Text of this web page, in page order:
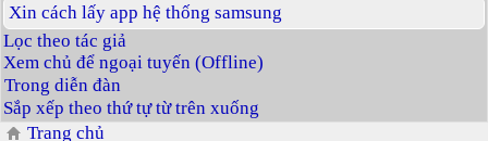
Xin cách lấy app hệ thống samsung
Lọc theo tác giả
Xem chủ để ngoại tuyến (Offline)
Trong diễn đàn
Sắp xếp theo thứ tự từ trên xuống
Trang chủ